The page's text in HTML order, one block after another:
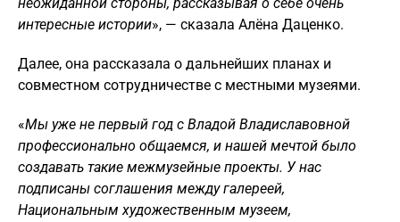
интересные истории», — сказала Алёна Даценко.
Далее, она рассказала о дальнейших планах и
совместном сотрудничестве с местными музеями.
«Мы уже не первый год с Владой Владиславовной
профессионально общаемся, и нашей мечтой было
создавать такие межмузейные проекты. У нас
подписаны соглашения между галереей,
Национальным художественным музеем,